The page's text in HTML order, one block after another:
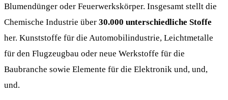
Blumendünger oder Feuerwerkskörper. Insgesamt stellt die
Chemische Industrie über 30.000 unterschiedliche Stoffe
her. Kunststoffe für die Automobilindustrie, Leichtmetalle
für den Flugzeugbau oder neue Werkstoffe für die
Baubranche sowie Elemente für die Elektronik und, und,
und.